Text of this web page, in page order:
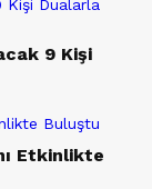
9 Kişi
Etkinlikte